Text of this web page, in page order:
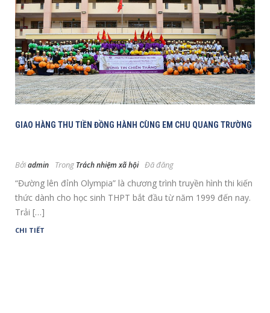
GIAO HÀNG THU TIỀN ĐỒNG HÀNH CÙNG EM CHU QUANG TRƯỜNG
Bởiadmin Trong Trách nhiệm xã hội Đã đăng
“Đường lên đỉnh Olympia” là chương trình truyền hình thi kiến
thức dành cho học sinh THPT bắt đầu từ năm 1999 đến nay.
Trải […]
CHI TIẾT